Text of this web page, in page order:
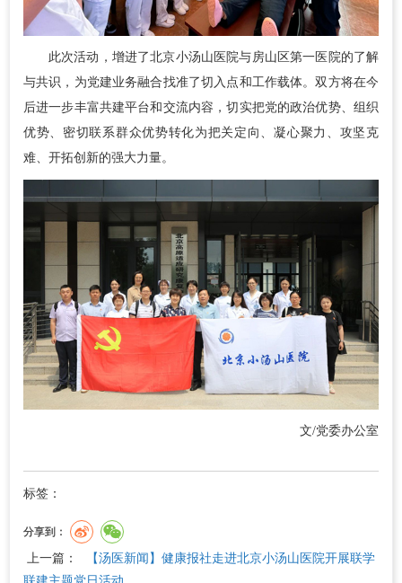
此次活动，增进了北京小汤山医院与房山区第一医院的了解
与共识，为党建业务融合找准了切入点和工作载体。双方将在今
后进一步丰富共建平台和交流内容，切实把党的政治优势、组织
优势、密切联系群众优势转化为把关定向、凝心聚力、攻坚克
难、开拓创新的强大力量。
文/党委办公室
标签：
分享到：
上一篇：
【汤医新闻】健康报社走进北京小汤山医院开展联学